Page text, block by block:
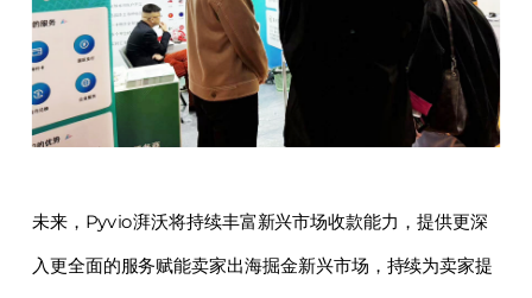
未来，Pyvio湃沃将持续丰富新兴市场收款能力，提供更深
入更全面的服务赋能卖家出海掘金新兴市场，持续为卖家提